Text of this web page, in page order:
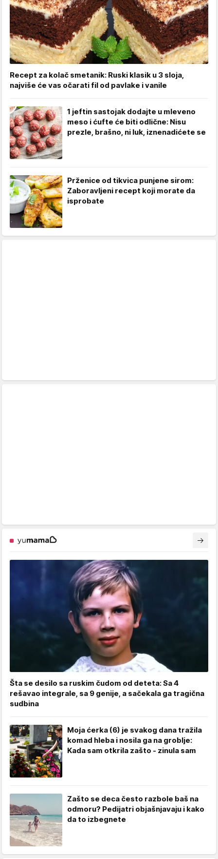
Recept za kolač smetanik: Ruski klasik u 3 sloja,
najviše će vas očarati fil od pavlake i vanile
1 jeftin sastojak dodajte u mleveno
meso i ćufte će biti odlične: Nisu
prezle, brašno, ni luk, iznenadićete se
Prženice od tikvica punjene sirom:
Zaboravljeni recept koji morate da
isprobate
Šta se desilo sa ruskim čudom od deteta: Sa 4
rešavao integrale, sa 9 genije, a sačekala ga tragična
sudbina
Moja ćerka (6) je svakog dana tražila
komad hleba i nosila ga na groblje:
Kada sam otkrila zašto - zinula sam
Zašto se deca često razbole baš na
odmoru? Pedijatri objašnjavaju i kako
da to izbegnete